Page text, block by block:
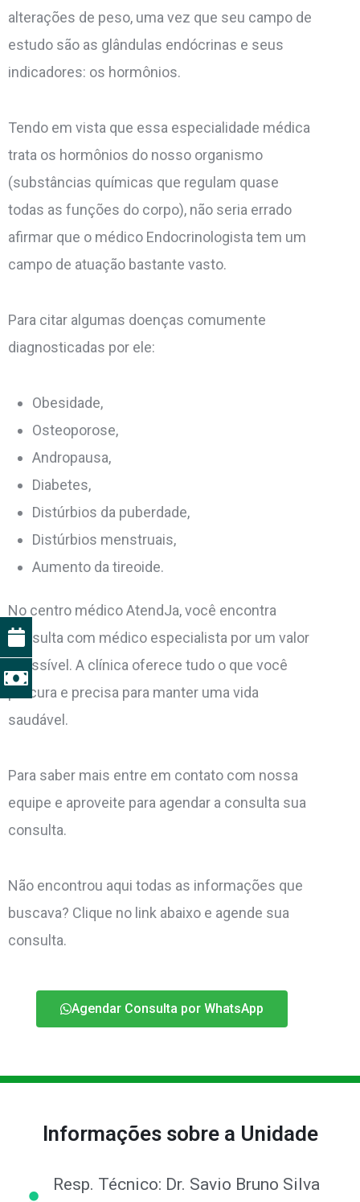
alterações de peso, uma vez que seu campo de
estudo são as glândulas endócrinas e seus
indicadores: os hormônios.
Tendo em vista que essa especialidade médica
trata os hormônios do nosso organismo
(substâncias químicas que regulam quase
todas as funções do corpo), não seria errado
afirmar que o médico Endocrinologista tem um
campo de atuação bastante vasto.
Para citar algumas doenças comumente
diagnosticadas por ele:
Obesidade,
Osteoporose,
Andropausa,
Diabetes,
Distúrbios da puberdade,
Distúrbios menstruais,
Aumento da tireoide.
No centro médico AtendJa, você encontra
consulta com médico especialista por um valor
acessível. A clínica oferece tudo o que você
procura e precisa para manter uma vida
saudável.
Para saber mais entre em contato com nossa
equipe e aproveite para agendar a consulta sua
consulta.
Não encontrou aqui todas as informações que
buscava? Clique no link abaixo e agende sua
consulta.
Agendar Consulta por WhatsApp
Informações sobre a Unidade
Resp. Técnico: Dr. Savio Bruno Silva